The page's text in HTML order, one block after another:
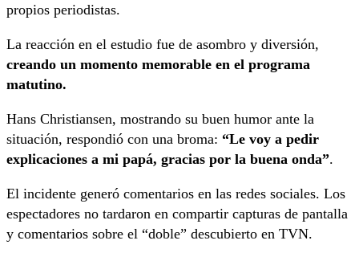
propios periodistas.
La reacción en el estudio fue de asombro y diversión,
creando un momento memorable en el programa
matutino.
Hans Christiansen, mostrando su buen humor ante la
situación, respondió con una broma: “Le voy a pedir
explicaciones a mi papá, gracias por la buena onda”.
El incidente generó comentarios en las redes sociales. Los
espectadores no tardaron en compartir capturas de pantalla
y comentarios sobre el “doble” descubierto en TVN.